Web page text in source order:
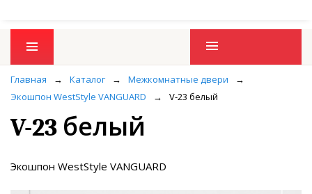
Промо товары
Главная → Каталог → Межкомнатные двери
→
Экошпон WestStyle VANGUARD
→ V-23 белый
V-23 белый
Экошпон WestStyle VANGUARD